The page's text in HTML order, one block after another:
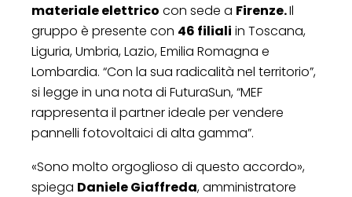
materiale elettrico con sede a Firenze.Il
gruppo è presente con 46 filiali in Toscana,
Liguria, Umbria, Lazio, Emilia Romagna e
Lombardia. “Con la sua radicalità nel territorio”,
si legge in una nota di FuturaSun, “MEF
rappresenta il partner ideale per vendere
pannelli fotovoltaici di alta gamma”.
«Sono molto orgoglioso di questo accordo»,
spiega Daniele Giaffreda, amministratore